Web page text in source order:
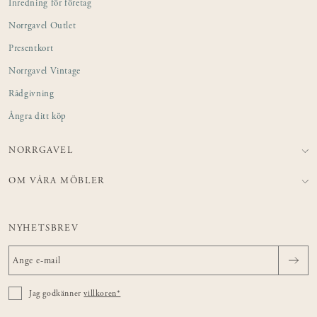
Inredning för företag
Norrgavel Outlet
Presentkort
Norrgavel Vintage
Rådgivning
Ångra ditt köp
NORRGAVEL
OM VÅRA MÖBLER
NYHETSBREV
Jag godkännervillkoren*